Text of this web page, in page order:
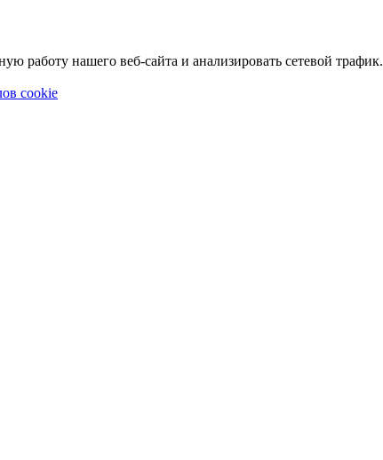
работу нашего веб-сайта и анализировать сетевой трафик.
cookie